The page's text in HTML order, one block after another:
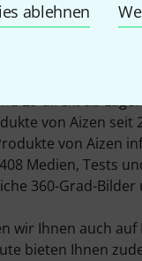
ablehnen
durch Minoru
Stützpunkt ist
in Japan.
29 direkt ab
von Aizen seit
von Aizen
Medien, Tests
360-Grad-
wir Ihnen auch
bieten Ihnen